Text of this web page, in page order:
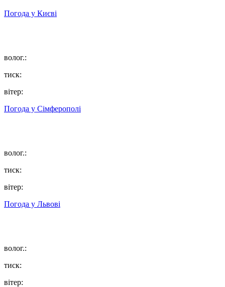
Погода у Києві
волог.:
тиск:
вітер:
Погода у Сімферополі
волог.:
тиск:
вітер:
Погода у Львові
волог.:
тиск:
вітер: